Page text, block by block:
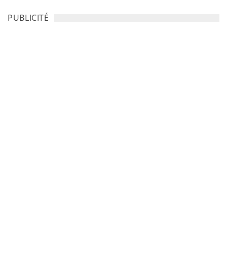
PUBLICITÉ